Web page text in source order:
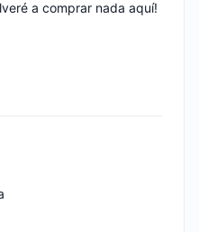
a comprar nada aquí!